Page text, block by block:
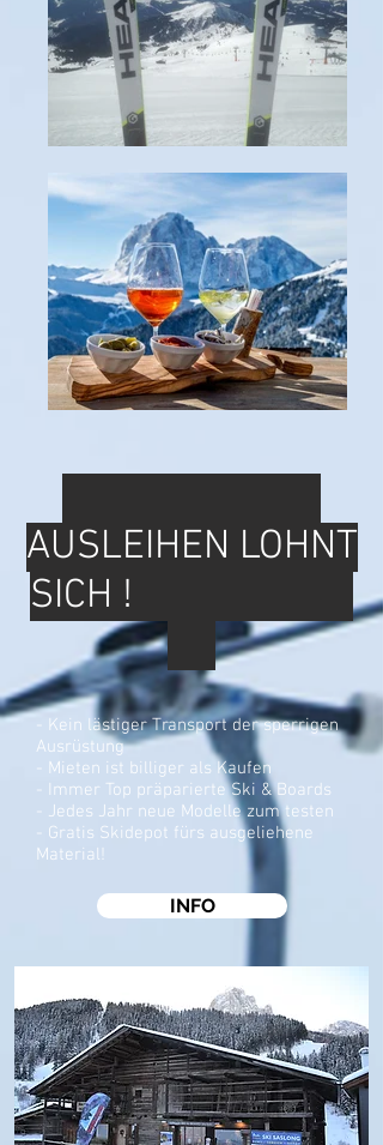
AUSLEIHEN LOHNT
SICH !
- Kein lästiger Transport der sperrigen
Ausrüstung
- Mieten ist billiger als Kaufen
- Immer Top präparierte Ski & Boards
- Jedes Jahr neue Modelle zum testen
- Gratis Skidepot fürs ausgeliehene
Material!
INFO